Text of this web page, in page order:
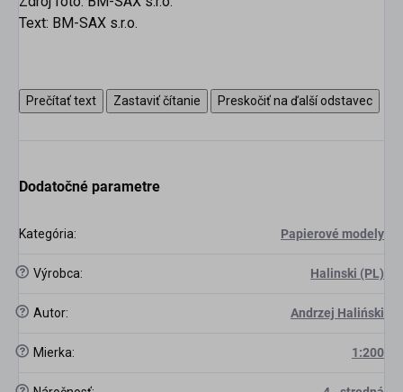
Text: BM-SAX s.r.o.
Prečítať text Zastaviť čítanie Preskočiť na ďalší odstavec
Dodatočné parametre
Kategória: Papierové modely
? Výrobca: Halinski (PL)
? Autor: Andrzej Haliński
? Mierka: 1:200